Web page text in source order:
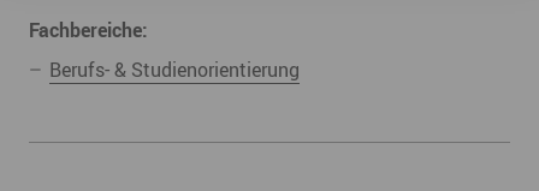
Fachbereiche:
Berufs- & Studienorientierung